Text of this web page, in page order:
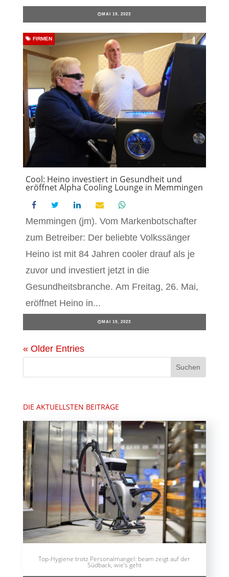
MAI 19, 2023
Cool: Heino investiert in Gesundheit und
eröffnet Alpha Cooling Lounge in Memmingen
FIRMEN
Memmingen (jm). Vom Markenbotschafter
zum Betreiber: Der beliebte Volkssänger
Heino ist mit 84 Jahren cooler drauf als je
zuvor und investiert jetzt in die
Gesundheitsbranche. Am Freitag, 26. Mai,
eröffnet Heino in...
MAI 19, 2023
« Older Entries
DIE AKTUELLSTEN BEITRÄGE
Top-Hygiene trotz Personalmangel: beam zeigt auf der
Südback, wie’s geht